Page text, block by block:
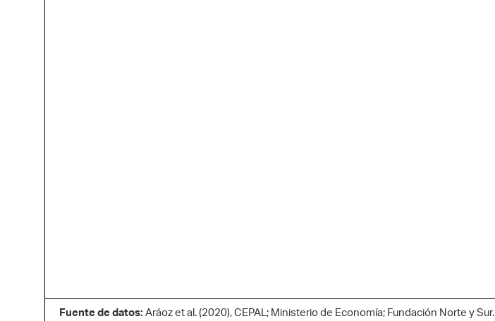
Fuente de datos: Aráoz et al. (2020), CEPAL; Ministerio de Economía; Fundación Norte y Sur.